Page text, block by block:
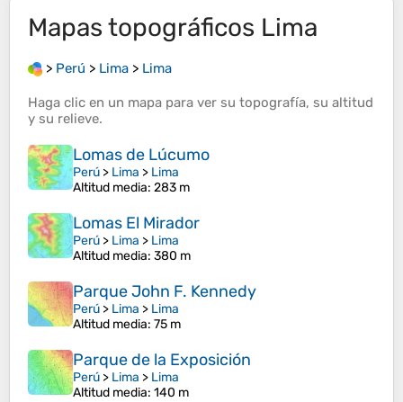
Mapas topográficos Lima
> Perú > Lima > Lima
Haga clic en un mapa para ver su topografía, su altitud
y su relieve.
Lomas de Lúcumo
Perú > Lima > Lima
Altitud media: 283 m
Lomas El Mirador
Perú > Lima > Lima
Altitud media: 380 m
Parque John F. Kennedy
Perú > Lima > Lima
Altitud media: 75 m
Parque de la Exposición
Perú > Lima > Lima
Altitud media: 140 m